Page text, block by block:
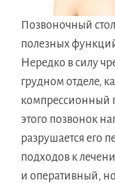
Позвоночный
полезных
Нередко в силу
грудном отделе,
компрессионный
этого позвонок
разрушается его
подходов к
и оперативный,